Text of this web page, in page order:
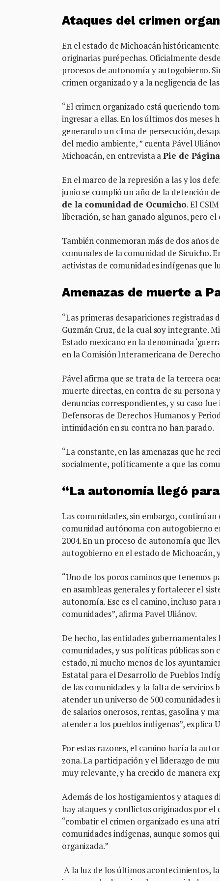
Ataques del crimen
En el estado de Michoacán
originarias purépechas. Oficialmente
procesos de autonomía y autogobierno.
crimen organizado y a la negligencia de
“El crimen organizado está queriendo
ingresar a ellas. En los últimos dos
generando un clima de persecución,
del medio ambiente, ” cuenta Pável
Michoacán, en entrevista aPie de Página
En el marco de la represión a las y los
junio se cumplió un año de la detención
de la comunidad de Ocumicho. El
liberación, se han ganado algunos, pero
También conmemoran más de dos años
comunales de la comunidad de Sicuicho.
activistas de comunidades indígenas que
Amenazas de muerte a
“Las primeras desapariciones registradas
Guzmán Cruz, de la cual soy integrante.
Estado mexicano en la denominada
en la Comisión Interamericana de
Pável afirma que se trata de la tercera
muerte directas, en contra de su persona
denuncias correspondientes, y su caso
Defensoras de Derechos Humanos y
intimidación en su contra no han parado.
“La constante, en las amenazas que he
socialmente, políticamente a que las
“La autonomía llegó
Las comunidades, sin embargo,
comunidad autónoma con autogobierno
2004. En un proceso de autonomía que
autogobierno en el estado de Michoacán,
“Uno de los pocos caminos que tenemos
en asambleas generales y fortalecer el
autonomía. Ese es el camino, incluso
comunidades”, afirma Pavel Uliánov.
De hecho, las entidades
comunidades, y sus políticas públicas
estado, ni mucho menos de los
Estatal para el Desarrollo de Pueblos
de las comunidades y la falta de servicios
atender un universo de 500 comunidades
de salarios onerosos, rentas, gasolina y
atender a los pueblos indígenas”, explica
Por estas razones, el camino hacía la
zona. La participación y el liderazgo de
muy relevante, y ha crecido de manera
Además de los hostigamientos y ataques
hay ataques y conflictos originados por el
“combatir el crimen organizado es una
comunidades indígenas, aunque somos
organizada.”
A la luz de los últimos acontecimientos,